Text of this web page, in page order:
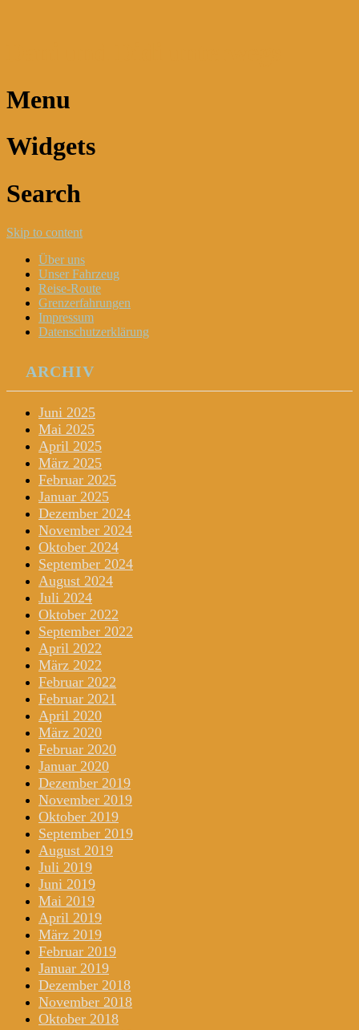
Menu
Widgets
Search
Skip to content
Über uns
Unser Fahrzeug
Reise-Route
Grenzerfahrungen
Impressum
Datenschutzerklärung
ARCHIV
Juni 2025
Mai 2025
April 2025
März 2025
Februar 2025
Januar 2025
Dezember 2024
November 2024
Oktober 2024
September 2024
August 2024
Juli 2024
Oktober 2022
September 2022
April 2022
März 2022
Februar 2022
Februar 2021
April 2020
März 2020
Februar 2020
Januar 2020
Dezember 2019
November 2019
Oktober 2019
September 2019
August 2019
Juli 2019
Juni 2019
Mai 2019
April 2019
März 2019
Februar 2019
Januar 2019
Dezember 2018
November 2018
Oktober 2018